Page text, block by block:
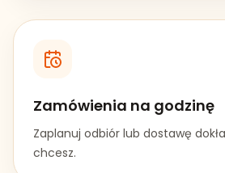
Zamówienia na godzinę
Zaplanuj odbiór lub dostawę
chcesz.